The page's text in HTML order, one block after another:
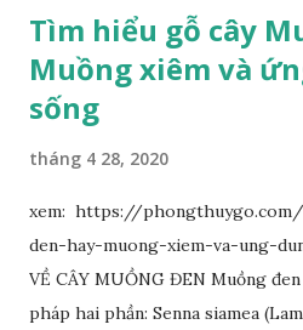
Tìm hiểu gỗ cây
Muồng xiêm và
sống
tháng 4 28, 2020
xem: https://
den-hay-muong-xiem-va-ung-
VỀ CÂY MUỒNG ĐEN Muồng
pháp hai phần: Senna siamea